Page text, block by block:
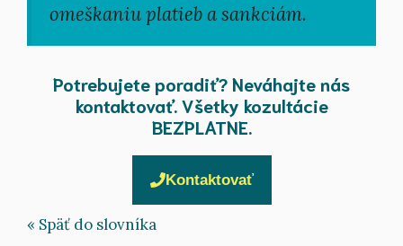
omeškaniu platieb a sankciám.
Potrebujete poradiť? Neváhajte nás
kontaktovať. Všetky kozultácie
BEZPLATNE.
Kontaktovať
« Späť do slovníka